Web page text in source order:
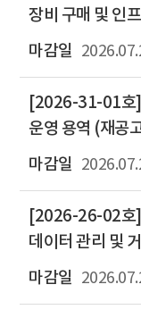
장비 구매 및 인
[2026-31-01호]
운영 용역 (재공
[2026-26-02호]
데이터 관리 및